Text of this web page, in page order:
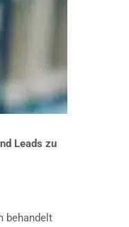
Leads zu
behandelt